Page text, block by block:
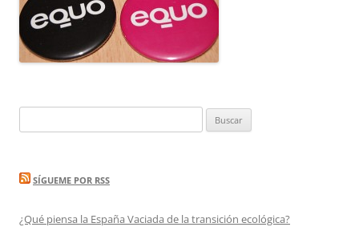
SÍGUEME POR RSS
¿Qué piensa la España Vaciada de la transición ecológica?